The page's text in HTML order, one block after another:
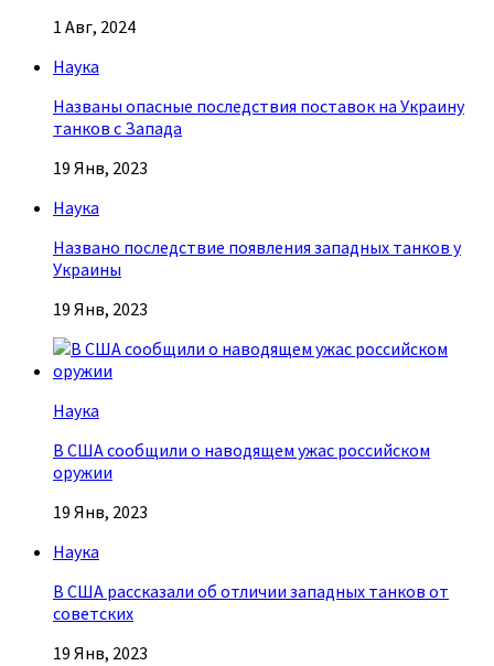
1 Авг, 2024
Наука
Названы опасные последствия поставок на Украину
танков с Запада
19 Янв, 2023
Наука
Названо последствие появления западных танков у
Украины
19 Янв, 2023
Наука
В США сообщили о наводящем ужас российском
оружии
19 Янв, 2023
Наука
В США рассказали об отличии западных танков от
советских
19 Янв, 2023